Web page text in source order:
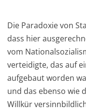
Die Paradoxie von
dass hier
vom
verteidigte, das auf
aufgebaut worden
und das ebenso wie
Willkür